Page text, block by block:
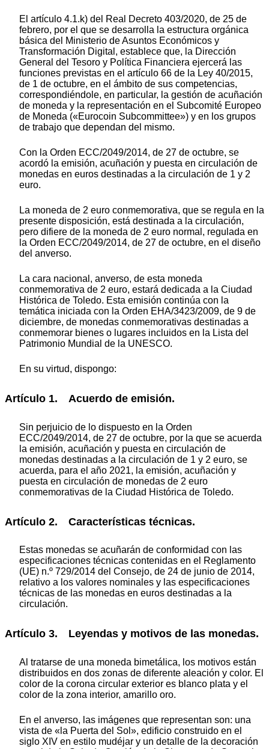
El artículo 4.1.k) del Real Decreto 403/2020, de 25 de
febrero, por el que se desarrolla la estructura orgánica
básica del Ministerio de Asuntos Económicos y
Transformación Digital, establece que, la Dirección
General del Tesoro y Política Financiera ejercerá las
funciones previstas en el artículo 66 de la Ley 40/2015,
de 1 de octubre, en el ámbito de sus competencias,
correspondiéndole, en particular, la gestión de acuñación
de moneda y la representación en el Subcomité Europeo
de Moneda («Eurocoin Subcommittee») y en los grupos
de trabajo que dependan del mismo.
Con la Orden ECC/2049/2014, de 27 de octubre, se
acordó la emisión, acuñación y puesta en circulación de
monedas en euros destinadas a la circulación de 1 y 2
euro.
La moneda de 2 euro conmemorativa, que se regula en la
presente disposición, está destinada a la circulación,
pero difiere de la moneda de 2 euro normal, regulada en
la Orden ECC/2049/2014, de 27 de octubre, en el diseño
del anverso.
La cara nacional, anverso, de esta moneda
conmemorativa de 2 euro, estará dedicada a la Ciudad
Histórica de Toledo. Esta emisión continúa con la
temática iniciada con la Orden EHA/3423/2009, de 9 de
diciembre, de monedas conmemorativas destinadas a
conmemorar bienes o lugares incluidos en la Lista del
Patrimonio Mundial de la UNESCO.
En su virtud, dispongo:
Artículo 1. Acuerdo de emisión.
Sin perjuicio de lo dispuesto en la Orden
ECC/2049/2014, de 27 de octubre, por la que se acuerda
la emisión, acuñación y puesta en circulación de
monedas destinadas a la circulación de 1 y 2 euro, se
acuerda, para el año 2021, la emisión, acuñación y
puesta en circulación de monedas de 2 euro
conmemorativas de la Ciudad Histórica de Toledo.
Artículo 2. Características técnicas.
Estas monedas se acuñarán de conformidad con las
especificaciones técnicas contenidas en el Reglamento
(UE) n.º 729/2014 del Consejo, de 24 de junio de 2014,
relativo a los valores nominales y las especificaciones
técnicas de las monedas en euros destinadas a la
circulación.
Artículo 3. Leyendas y motivos de las monedas.
Al tratarse de una moneda bimetálica, los motivos están
distribuidos en dos zonas de diferente aleación y color. El
color de la corona circular exterior es blanco plata y el
color de la zona interior, amarillo oro.
En el anverso, las imágenes que representan son: una
vista de «la Puerta del Sol», edificio construido en el
siglo XIV en estilo mudéjar y un detalle de la decoración